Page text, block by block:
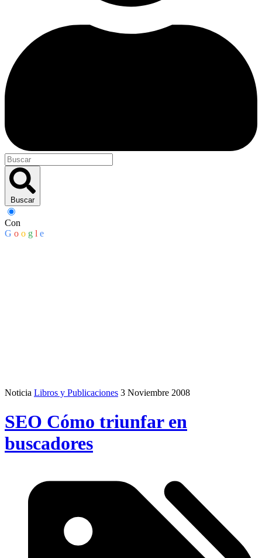
Buscar
Con
G o o g l e
Noticia Libros y Publicaciones 3 Noviembre 2008
SEO Cómo triunfar en
buscadores